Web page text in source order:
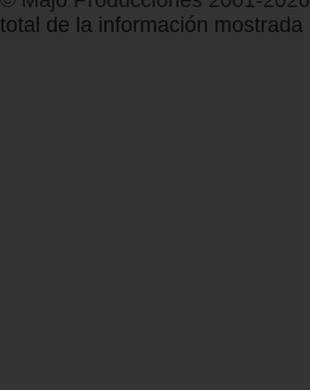
total de la información mostrada